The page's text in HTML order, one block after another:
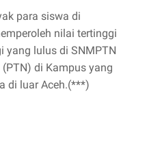
para siswa di
nilai tertinggi
yang lulus di SNMPTN
di Kampus yang
di luar Aceh.(***)